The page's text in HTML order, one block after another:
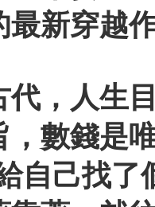
最新穿越
代，人生
，數錢是
自己找了